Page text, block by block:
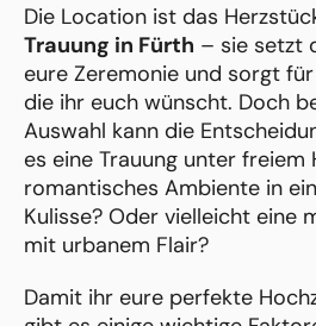
Die Location ist das
Trauung in Fürth – sie setzt
eure Zeremonie und sorgt
die ihr euch wünscht. Doch
Auswahl kann die
es eine Trauung unter freiem
romantisches Ambiente in
Kulisse? Oder vielleicht eine
mit urbanem Flair?
Damit ihr eure perfekte